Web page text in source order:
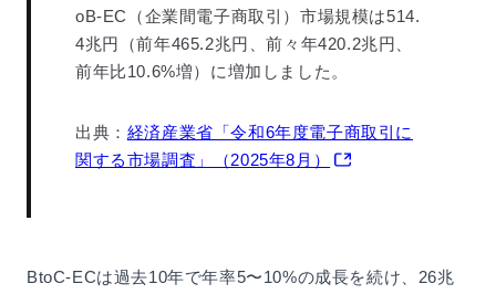
oB-EC（企業間電子商取引）市場規模は514.
4兆円（前年465.2兆円、前々年420.2兆円、
前年比10.6%増）に増加しました。
出典： 経済産業省「令和6年度電子商取引に
関する市場調査」（2025年8月）
BtoC-ECは過去10年で年率5〜10%の成長を続け、26兆